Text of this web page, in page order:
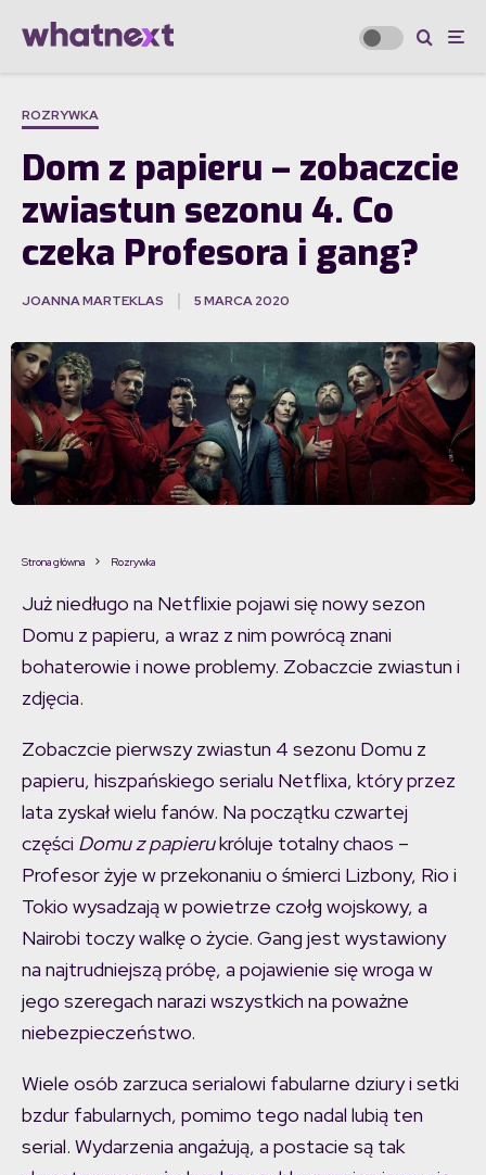
ROZRYWKA
Dom z papieru – zobaczcie
zwiastun sezonu 4. Co
czeka Profesora i gang?
JOANNA MARTEKLAS 5 MARCA 2020
Strona główna Rozrywka
Już niedługo na Netflixie pojawi się nowy sezon
Domu z papieru, a wraz z nim powrócą znani
bohaterowie i nowe problemy. Zobaczcie zwiastun i
zdjęcia.
Zobaczcie pierwszy zwiastun 4 sezonu Domu z
papieru, hiszpańskiego serialu Netflixa, który przez
lata zyskał wielu fanów. Na początku czwartej
części Domu z papierukróluje totalny chaos –
Profesor żyje w przekonaniu o śmierci Lizbony, Rio i
Tokio wysadzają w powietrze czołg wojskowy, a
Nairobi toczy walkę o życie. Gang jest wystawiony
na najtrudniejszą próbę, a pojawienie się wroga w
jego szeregach narazi wszystkich na poważne
niebezpieczeństwo.
Wiele osób zarzuca serialowi fabularne dziury i setki
bzdur fabularnych, pomimo tego nadal lubią ten
serial. Wydarzenia angażują, a postacie są tak